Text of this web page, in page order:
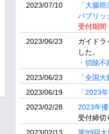
2023/07/10
「大腸
パブリッ
受付期間
2023/06/23
ガイドラ
した。
・切除
2023/06/23
「全国
2023/06/19
「2023
2023/02/28
2023年
受付締切